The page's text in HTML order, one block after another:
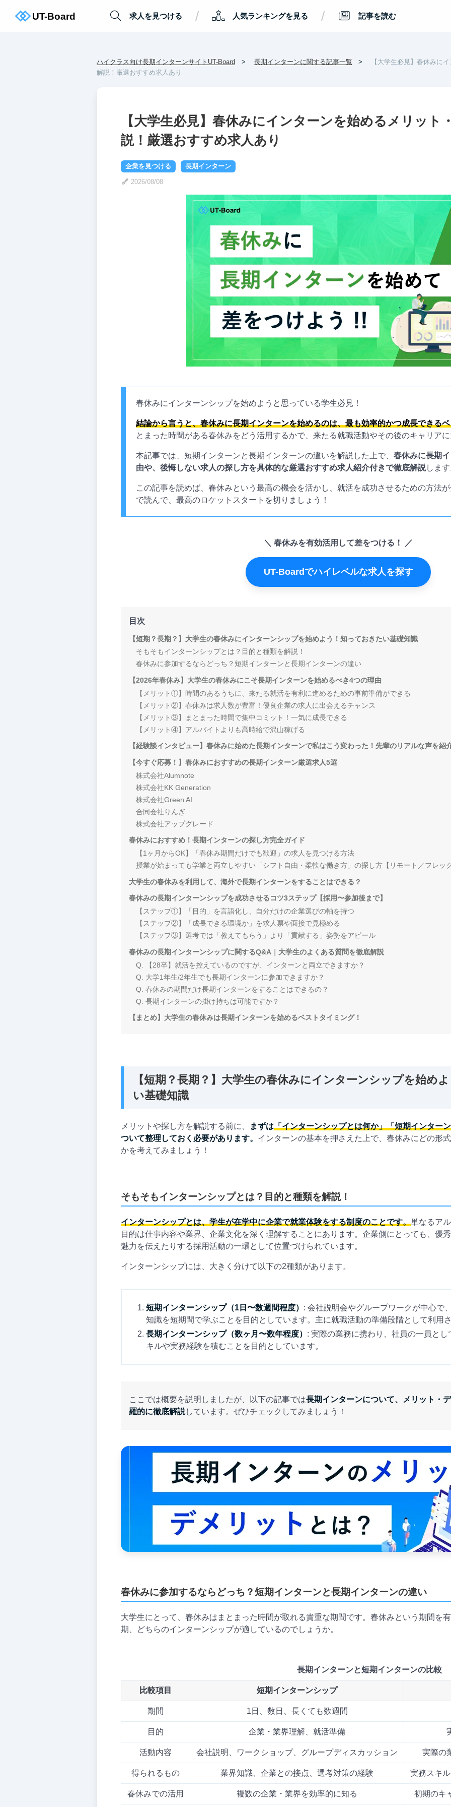
求人を見つける / 人気ランキングを見る / 記事を読む
ハイクラス向け長期インターンサイトUT-Board 長期インターンに関する記事一覧
【大学生必見】春休みに
解説！厳選おすすめ求人あり
【大学生必見】春休みにインターンを始めるメリット
説！厳選おすすめ求人あり
企業を見つける 長期インターン
2026/08/08
春休みにインターンシップを始めようと思っている学生必見！
結論から言うと、春休みに長期インターンを始めるのは、最も効率的かつ成長できる
とまった時間がある春休みをどう活用するかで、来たる就職活動やその後のキャリアに
本記事では、短期インターンと長期インターンの違いを解説した上で、 春休みに長期
由や、後悔しない求人の探し方を具体的な厳選おすすめ求人紹介付きで徹底解説します
この記事を読めば、春休みという最高の機会を活かし、就活を成功させるための方法
で読んで、最高のロケットスタートを切りましょう！
春休みを有効活用して差をつける！
UT-Boardでハイレベルな求人を探す
目次
【短期？長期？】大学生の春休みにインターンシップを始めよう！知っておきたい基礎知識
そもそもインターンシップとは？目的と種類を解説！
春休みに参加するならどっち？短期インターンと長期インターンの違い
【2026年春休み】大学生の春休みにこそ長期インターンを始めるべき4つの理由
【メリット①】時間のあるうちに、来たる就活を有利に進めるための事前準備ができる
【メリット②】春休みは求人数が豊富！優良企業の求人に出会えるチャンス
【メリット③】まとまった時間で集中コミット！一気に成長できる
【メリット④】アルバイトよりも高時給で沢山稼げる
【経験談インタビュー】春休みに始めた長期インターンで私はこう変わった！先輩のリアルな声を紹
【今すぐ応募！】春休みにおすすめの長期インターン厳選求人5選
株式会社Alumnote
株式会社KK Generation
株式会社Green AI
合同会社りんぎ
株式会社アップグレード
春休みにおすすめ！長期インターンの探し方完全ガイド
【1ヶ月からOK】「春休み期間だけでも歓迎」の求人を見つける方法
授業が始まっても学業と両立しやすい「シフト自由・柔軟な働き方」の探し方【リモート／フレック
大学生の春休みを利用して、海外で長期インターンをすることはできる？
春休みの長期インターンシップを成功させるコツ3ステップ【採用〜参加後まで】
【ステップ①】「目的」を言語化し、自分だけの企業選びの軸を持つ
【ステップ②】「成長できる環境か」を求人票や面接で見極める
【ステップ③】選考では「教えてもらう」より「貢献する」姿勢をアピール
春休みの長期インターンシップに関するQ&A｜大学生のよくある質問を徹底解説
Q. 【28卒】就活を控えているのですが、インターンと両立できますか？
Q. 大学1年生/2年生でも長期インターンに参加できますか？
Q. 春休みの期間だけ長期インターンをすることはできるの？
Q. 長期インターンの掛け持ちは可能ですか？
【まとめ】大学生の春休みは長期インターンを始めるベストタイミング！
【短期？長期？】大学生の春休みにインターンシップを始め
い基礎知識
メリットや探し方を解説する前に、 まずは「インターンシップとは何か」「短期インター
ついて整理しておく必要があります。 インターンの基本を押さえた上で、春休みにどの形
かを考えてみましょう！
そもそもインターンシップとは？目的と種類を解説！
インターンシップとは、学生が在学中に企業で就業体験をする制度のことです。単なるア
目的は仕事内容や業界、企業文化を深く理解することにあります。企業側にとっても、優
魅力を伝えたりする採用活動の一環として位置づけられています。
インターンシップには、大きく分けて以下の2種類があります。
短期インターンシップ（1日〜数週間程度） : 会社説明会やグループワークが中心で
知識を短期間で学ぶことを目的としています。主に就職活動の準備段階として利用さ
長期インターンシップ（数ヶ月〜数年程度） : 実際の業務に携わり、社員の一員と
キルや実務経験を積むことを目的としています。
ここでは概要を説明しましたが、以下の記事では長期インターンについて、メリット・
羅的に徹底解説しています。ぜひチェックしてみましょう！
春休みに参加するならどっち？短期インターンと長期インターンの違い
大学生にとって、春休みはまとまった時間が取れる貴重な期間です。春休みという期間を
期、どちらのインターンシップが適しているのでしょうか。
長期インターンと短期インターンの比較
比較項目 短期インターンシップ
期間 1日、数日、長くても数週間
目的 企業・業界理解、就活準備
活動内容 会社説明、ワークショップ、グループディスカッション 実際の
得られるもの 業界知識、企業との接点、選考対策の経験 実務スキ
春休みでの活用 複数の企業・業界を効率的に知る 初期のキ